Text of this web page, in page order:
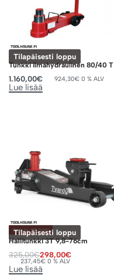
Tilapäisesti loppu
Tunkki ilmahydraulinen 80/40 T
1.160,00€ 924,30€ 0 % ALV
Lue lisää
Säästä 27,00€
Tilapäisesti loppu
Hallitunkki 3T 9,8-76cm
325,00€298,00€
237,45€ 0 % ALV
Lue lisää